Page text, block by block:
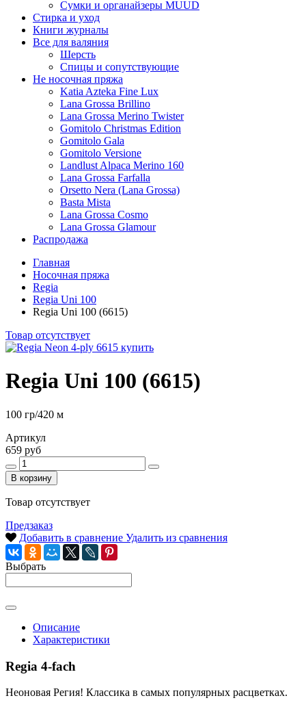
Сумки и органайзеры MUUD
Стирка и уход
Книги журналы
Все для валяния
Шерсть
Спицы и сопутствующие
Не носочная пряжа
Katia Azteka Fine Lux
Lana Grossa Brillino
Lana Grossa Merino Twister
Gomitolo Christmas Edition
Gomitolo Gala
Gomitolo Versione
Landlust Alpaca Merino 160
Lana Grossa Farfalla
Orsetto Nera (Lana Grossa)
Basta Mista
Lana Grossa Cosmo
Lana Grossa Glamour
Распродажа
Главная
Носочная пряжа
Regia
Regia Uni 100
Regia Uni 100 (6615)
Товар отсутствует
Regia Uni 100 (6615)
100 гр/420 м
Артикул
659 руб
В корзину
Товар отсутствует
Предзаказ
Добавить в сравнение Удалить из сравнения
Выбрать
Описание
Характеристики
Regia 4-fach
Неоновая Регия! Классика в самых популярных расцветках.